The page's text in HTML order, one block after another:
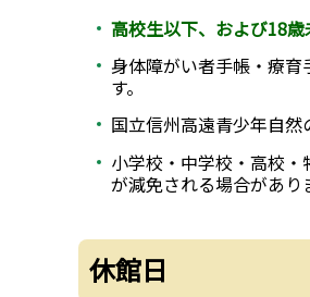
高校生以下、および18歳
身体障がい者手帳・療
す。
国立信州高遠青少年自然
小学校・中学校・高校
が減免される場合があり
休館日